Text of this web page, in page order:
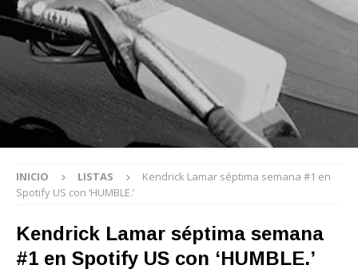
INICIO LISTAS
Kendrick Lamar séptima semana #1 en
Spotify US con ‘HUMBLE.’
Kendrick Lamar séptima semana
#1 en Spotify US con ‘HUMBLE.’